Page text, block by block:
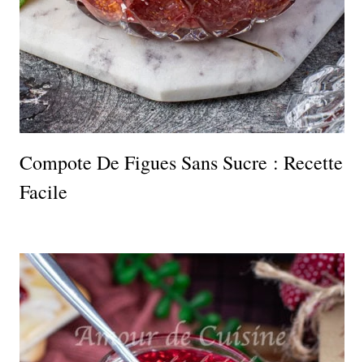
Compote De Figues Sans Sucre : Recette
Facile